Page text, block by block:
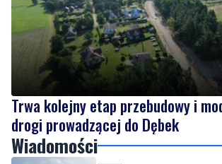
Trwa kolejny etap przebudowy i
drogi prowadzącej do Dębek
Wiadomości